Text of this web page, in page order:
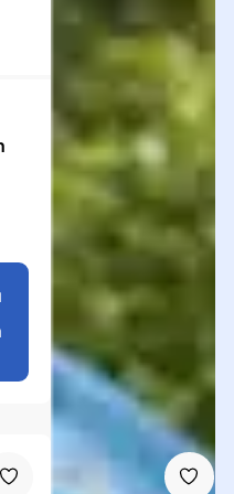
Whirlwanne
unter
Arbeitsplatt
e oder
Waschbeck
en UT-380
Produ
kt
en